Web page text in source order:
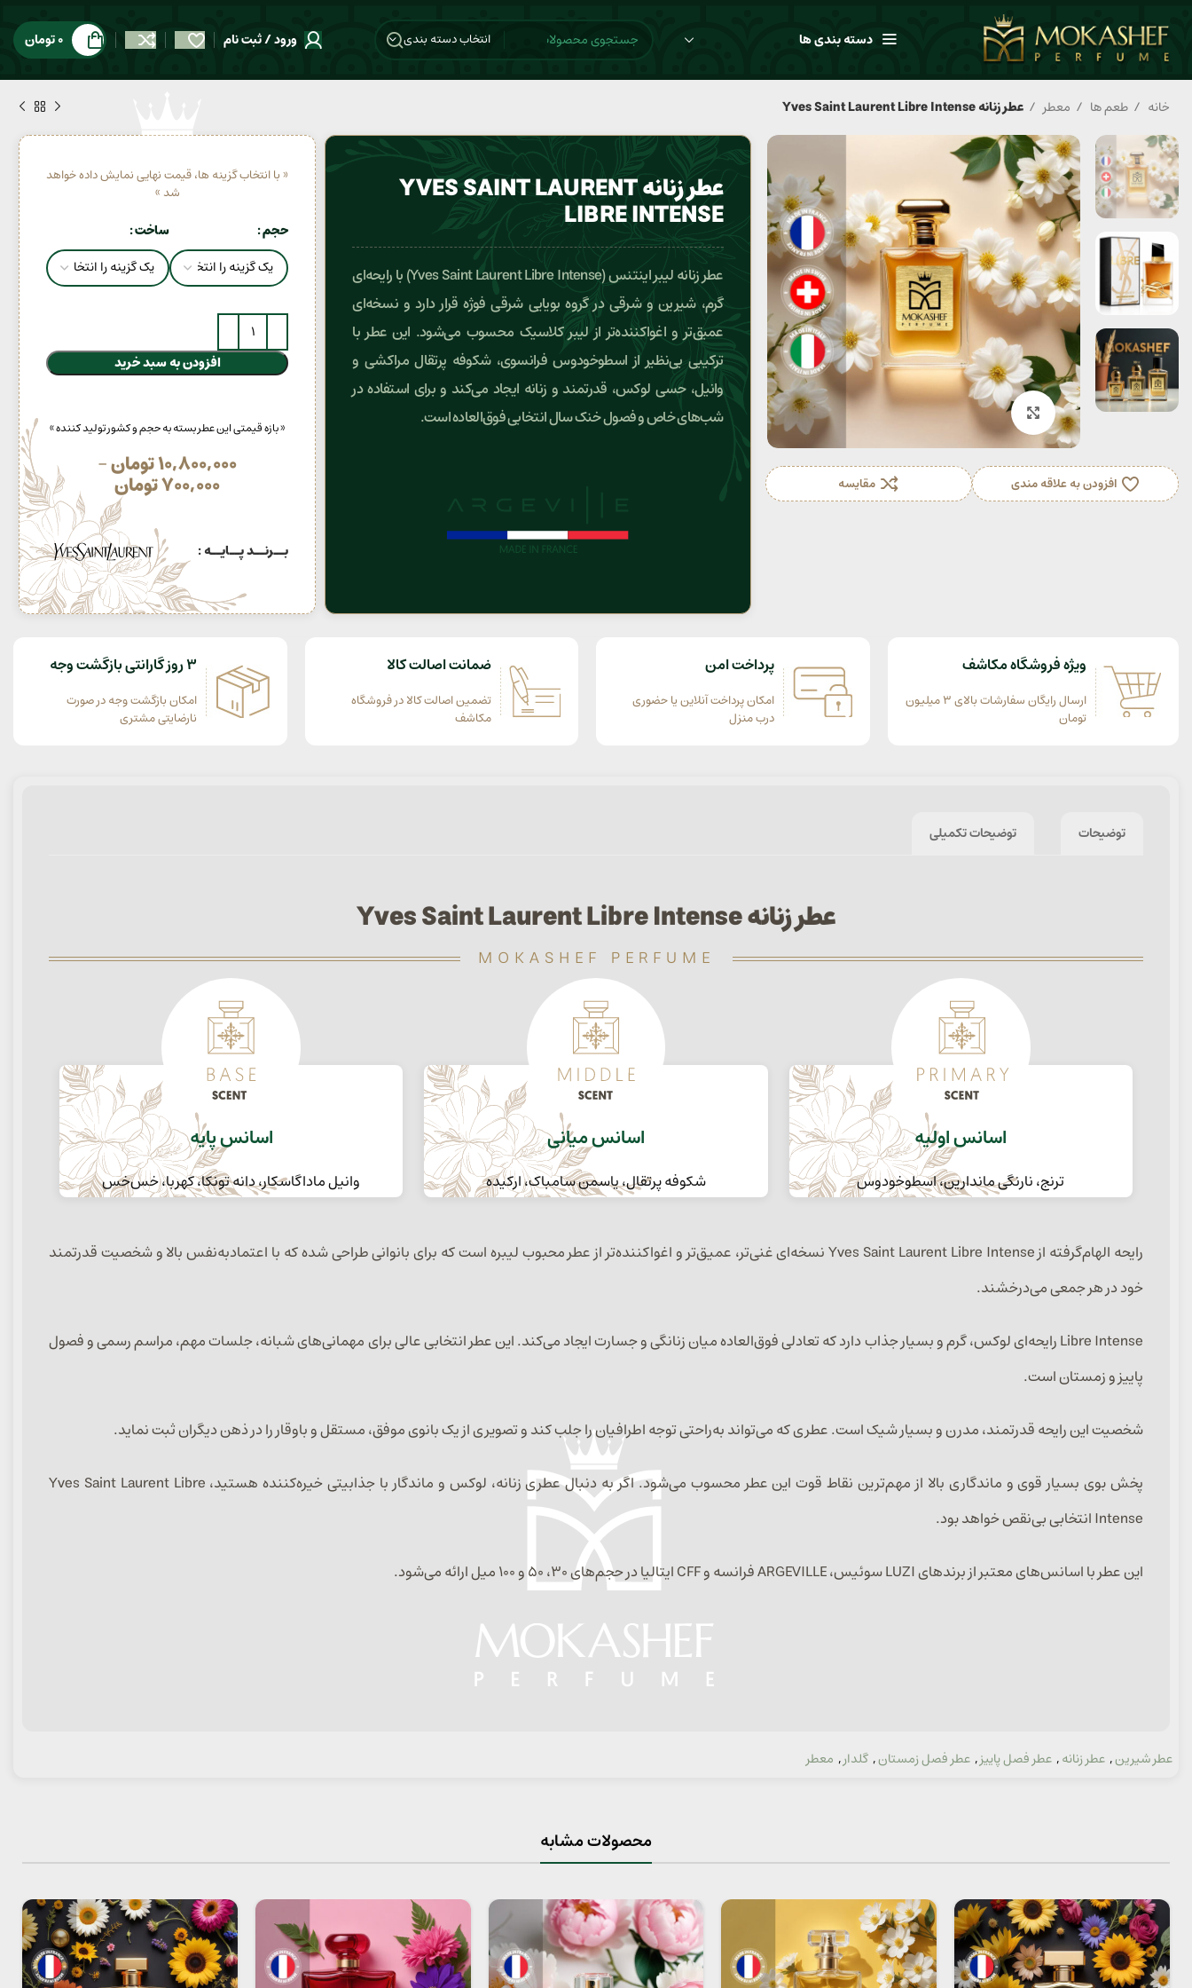
دسته بندی ها انتخاب دسته بندی ورود / ثبت نام 0تومان
خانه طعم ها معطر عطر زنانه Yves Saint Laurent Libre Intense
بزرگنمایی تصویر
افزودن به علاقه مندی مقایسه
عطر زنانه YVES SAINT LAURENT
LIBRE INTENSE
عطر زنانه لیبر اینتنس (Yves Saint Laurent Libre Intense) با رایحه‌ای
گرم، شیرین و شرقی در گروه بویایی شرقی فوژه قرار دارد و نسخه‌ای
عمیق‌تر و اغواکننده‌تر از لیبر کلاسیک محسوب می‌شود. این عطر با
ترکیبی بی‌نظیر از اسطوخودوس فرانسوی، شکوفه پرتقال مراکشی و
وانیل، حسی لوکس، قدرتمند و زنانه ایجاد می‌کند و برای استفاده در
شب‌های خاص و فصول خنک سال انتخابی فوق‌العاده است.
« با انتخاب گزینه ها، قیمت نهایی نمایش داده خواهد
شد »
حجم ساخت
افزودن به سبد خرید
« بازه قیمتی این عطر بسته به حجم و کشور تولید کننده »
10,800,000تومان–
700,000تومان
بــرنــد پــایــه :
ویژه فروشگاه مکاشف
ارسال رایگان سفارشات بالای 3 میلیون
تومان
پرداخت امن
امکان پرداخت آنلاین یا حضوری
درب منزل
ضمانت اصالت کالا
تضمین اصالت کالا در فروشگاه
مکاشف
3 روز گارانتی بازگشت وجه
امکان بازگشت وجه در صورت
نارضایتی مشتری
توضیحات توضیحات تکمیلی
عطر زنانه Yves Saint Laurent Libre Intense
MOKASHEF PERFUME
اسانس اولیه
ترنج، نارنگی ماندارین، اسطوخودوس
اسانس میانی
شکوفه پرتقال، یاسمن سامباک، ارکیده
اسانس پایه
وانیل ماداگاسکار، دانه تونکا، کهربا، خس‌خس
رایحه الهام‌گرفته از Yves Saint Laurent Libre Intense نسخه‌ای غنی‌تر، عمیق‌تر و اغواکننده‌تر از عطر محبوب لیبره است که برای بانوانی طراحی شده که با اعتمادبه‌نفس بالا و شخصیت قدرتمند
خود در هر جمعی می‌درخشند.
Libre Intense رایحه‌ای لوکس، گرم و بسیار جذاب دارد که تعادلی فوق‌العاده میان زنانگی و جسارت ایجاد می‌کند. این عطر انتخابی عالی برای مهمانی‌های شبانه، جلسات مهم، مراسم رسمی و فصول
پاییز و زمستان است.
شخصیت این رایحه قدرتمند، مدرن و بسیار شیک است. عطری که می‌تواند به‌راحتی توجه اطرافیان را جلب کند و تصویری از یک بانوی موفق، مستقل و باوقار را در ذهن دیگران ثبت نماید.
پخش بوی بسیار قوی و ماندگاری بالا از مهم‌ترین نقاط قوت این عطر محسوب می‌شود. اگر به دنبال عطری زنانه، لوکس و ماندگار با جذابیتی خیره‌کننده هستید، Yves Saint Laurent Libre
Intense انتخابی بی‌نقص خواهد بود.
این عطر با اسانس‌های معتبر از برندهای LUZI سوئیس، ARGEVILLE فرانسه و CFF ایتالیا در حجم‌های ۳۰، ۵۰ و ۱۰۰ میل ارائه می‌شود.
عطر شیرین, عطر زنانه, عطر فصل پاییز, عطر فصل زمستان, گلدار, معطر
محصولات مشابه